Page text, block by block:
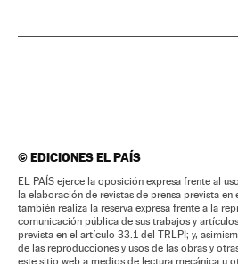
©EDICIONES EL PAÍS
EL PAÍS ejerce la oposición expresa frente al
la elaboración de revistas de prensa prevista
también realiza la reserva expresa frente a la
comunicación pública de sus trabajos y
prevista en el artículo 33.1 del TRLPI; y,
de las reproducciones y usos de las obras y
este sitio web a medios de lectura mecánica u